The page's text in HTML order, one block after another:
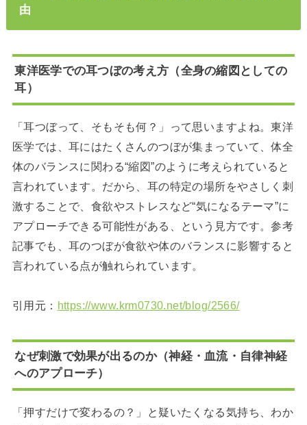
由
東洋医学での耳つぼの考え方（全身の縮図としての
耳）
「耳つぼって、そもそも何？」って思いますよね。東洋
医学では、耳にはたくさんのつぼが集まっていて、体全
体のバランスに関わる“縮図”のように考えられていると
言われています。だから、耳の特定の場所をやさしく刺
激することで、食欲やストレスなど“気になるテーマ”に
アプローチできる可能性がある、という見方です。参考
記事でも、耳のつぼが食欲や体のバランスに影響すると
言われている点が触れられています。
引用元： https://www.krm0730.net/blog/2566/
なぜ刺激で効果が出るのか（神経・血流・自律神経
へのアプローチ）
「押すだけで変わるの？」と疑いたくなる気持ち、わか